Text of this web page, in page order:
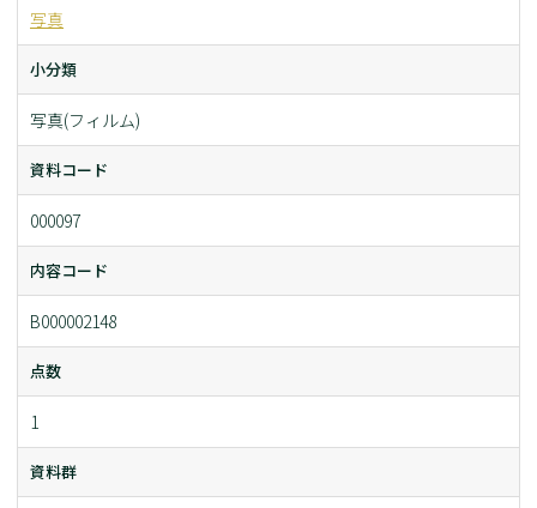
写真
小分類
写真(フィルム)
資料コード
000097
内容コード
B000002148
点数
1
資料群